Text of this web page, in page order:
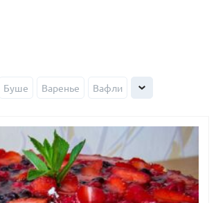
Буше Варенье Вафли